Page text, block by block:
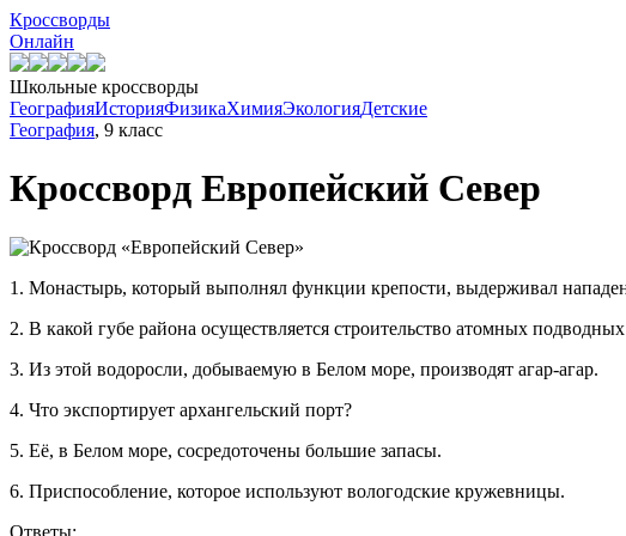
Кроссворды
Онлайн
Школьные кроссворды
ГеографияИсторияФизикаХимияЭкологияДетские
География, 9 класс
Кроссворд Европейский Север
1. Монастырь, который выполнял функции крепости, выдерживал
2. В какой губе района осуществляется строительство атомных
3. Из этой водоросли, добываемую в Белом море, производят агар-агар.
4. Что экспортирует архангельский порт?
5. Её, в Белом море, сосредоточены большие запасы.
6. Приспособление, которое используют вологодские кружевницы.
Ответы: